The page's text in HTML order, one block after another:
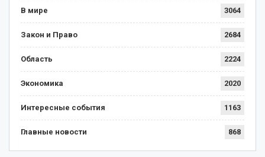
В мире 3064
Закон и Право 2684
Область 2224
Экономика 2020
Интересные события 1163
Главные новости 868